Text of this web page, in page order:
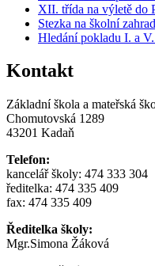
XII. třída na výletě do
Stezka na školní
Hledání pokladu I. a
Kontakt
Základní škola a mateřská
Chomutovská 1289
43201 Kadaň
Telefon:
kancelář školy: 474 333 304
ředitelka: 474 335 409
fax: 474 335 409
Ředitelka školy:
Mgr.Simona Žáková